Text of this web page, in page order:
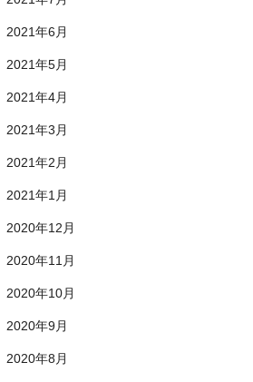
2021年6月
2021年5月
2021年4月
2021年3月
2021年2月
2021年1月
2020年12月
2020年11月
2020年10月
2020年9月
2020年8月